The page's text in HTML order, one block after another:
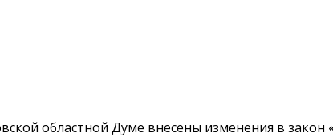
областной Думе внесены изменения в закон